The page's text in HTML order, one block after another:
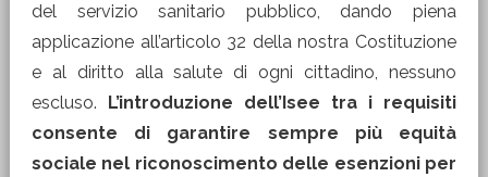
del servizio sanitario pubblico, dando piena
applicazione all’articolo 32 della nostra Costituzione
e al diritto alla salute di ogni cittadino, nessuno
escluso.
L’introduzione dell’Isee tra i requisiti
consente di garantire sempre più equità
sociale nel riconoscimento delle esenzioni per